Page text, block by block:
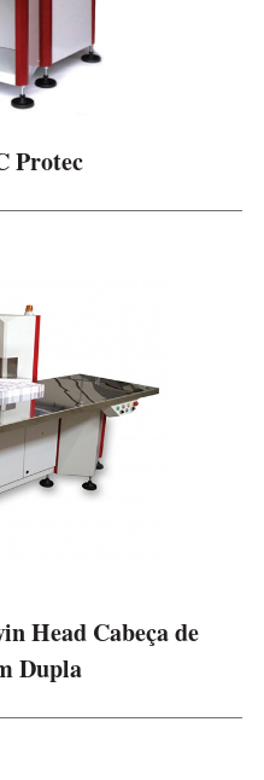
Protec
Head Cabeça de
Dupla